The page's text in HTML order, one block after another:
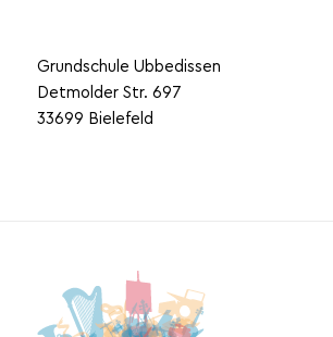
Grundschule Ubbedissen
Detmolder Str. 697
33699 Bielefeld